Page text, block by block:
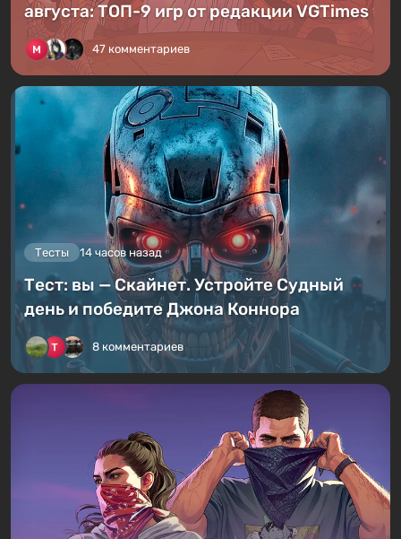
августа: ТОП-9 игр от редакции VGTimes
47 комментариев
Тесты 14 часов назад
Тест: вы — Скайнет. Устройте Судный
день и победите Джона Коннора
8 комментариев